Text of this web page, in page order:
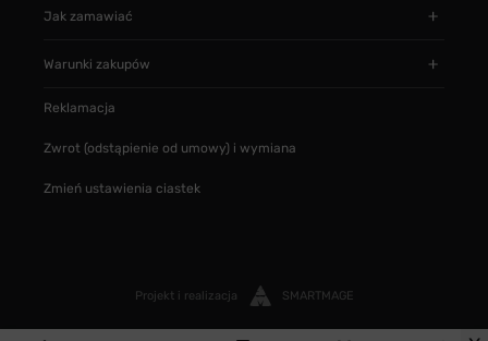
Jak zamawiać
Warunki zakupów
Reklamacja
Zwrot (odstąpienie od umowy) i wymiana
Zmień ustawienia ciastek
Projekt i realizacja SMARTMAGE